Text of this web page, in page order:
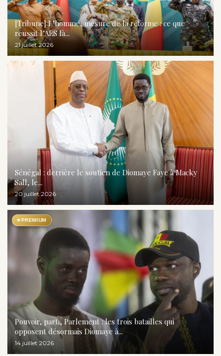
[Tribune] L’homme, mesure de la réforme : ce que
réussit l’AES là...
21 juillet 2026
Sénégal : derrière le soutien de Diomaye Faye à Macky
Sall, le...
20 juillet 2026
★PREMIUM
Pouvoir, parti, Parlement : les trois batailles qui
opposent désormais Diomaye à...
14 juillet 2026